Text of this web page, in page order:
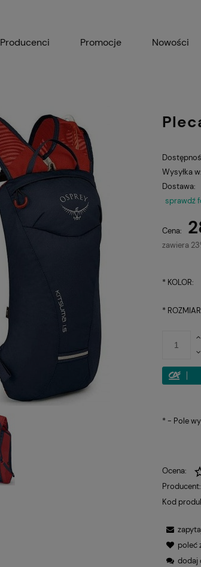
Producenci Promocje Nowości
Wysyłka w:
Dostawa:
sprawdź
Cena:
zawiera
* KOLOR:
*
*- Pole
Ocena:
Producent:
Kod
poleć
dodaj